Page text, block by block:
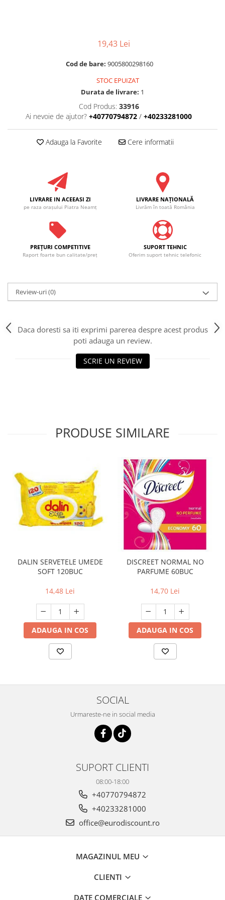
19,43 Lei
Cod de bare: 9005800298160
STOC EPUIZAT
Durata de livrare: 1
Cod Produs: 33916
Ai nevoie de ajutor? +40770794872 / +40233281000
Adauga la Favorite Cere informatii
LIVRARE IN ACEEASI ZI
pe raza oraşului Piatra Neamţ
LIVRARE NAŢIONALĂ
Livrăm în toată România
PREŢURI COMPETITIVE
Raport foarte bun calitate/preţ
SUPORT TEHNIC
Oferim suport tehnic telefonic
Review-uri(0)
Daca doresti sa iti exprimi parerea despre acest produs
poti adauga un review.
SCRIE UN REVIEW
PRODUSE SIMILARE
DALIN SERVETELE UMEDE
SOFT 120BUC
14,48 Lei
ADAUGA IN COS
DISCREET NORMAL NO
PARFUME 60BUC
14,70 Lei
ADAUGA IN COS
SOCIAL
Urmareste-ne in social media
SUPORT CLIENTI
08:00-18:00
+40770794872
+40233281000
office@eurodiscount.ro
MAGAZINUL MEU
CLIENTI
DATE COMERCIALE